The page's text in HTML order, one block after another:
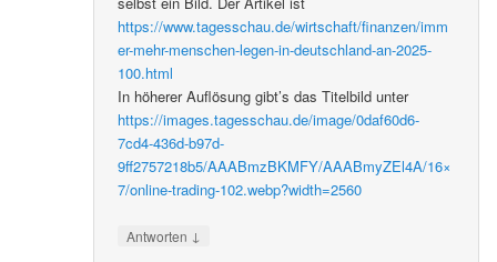
https://www.tagesschau.de/wirtschaft/finanzen/imm
er-mehr-menschen-legen-in-deutschland-an-2025-
100.html
In höherer Auflösung gibt’s das Titelbild unter
https://images.tagesschau.de/image/0daf60d6-
7cd4-436d-b97d-
9ff2757218b5/AAABmzBKMFY/AAABmyZEl4A/16×
7/online-trading-102.webp?width=2560
Antworten ↓